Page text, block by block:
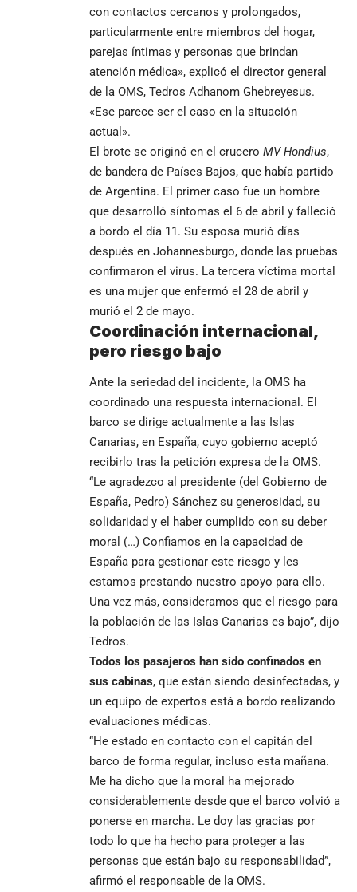
con contactos cercanos y prolongados,
particularmente entre miembros del hogar,
parejas íntimas y personas que brindan
atención médica», explicó el director general
de la OMS, Tedros Adhanom Ghebreyesus.
«Ese parece ser el caso en la situación
actual».
El brote se originó en el crucero MV Hondius,
de bandera de Países Bajos, que había partido
de Argentina. El primer caso fue un hombre
que desarrolló síntomas el 6 de abril y falleció
a bordo el día 11. Su esposa murió días
después en Johannesburgo, donde las pruebas
confirmaron el virus. La tercera víctima mortal
es una mujer que enfermó el 28 de abril y
murió el 2 de mayo.
Coordinación internacional,
pero riesgo bajo
Ante la seriedad del incidente, la OMS ha
coordinado una respuesta internacional. El
barco se dirige actualmente a las Islas
Canarias, en España, cuyo gobierno aceptó
recibirlo tras la petición expresa de la OMS.
“Le agradezco al presidente (del Gobierno de
España, Pedro) Sánchez su generosidad, su
solidaridad y el haber cumplido con su deber
moral (…) Confiamos en la capacidad de
España para gestionar este riesgo y les
estamos prestando nuestro apoyo para ello.
Una vez más, consideramos que el riesgo para
la población de las Islas Canarias es bajo”, dijo
Tedros.
Todos los pasajeros han sido confinados en
sus cabinas, que están siendo desinfectadas, y
un equipo de expertos está a bordo realizando
evaluaciones médicas.
“He estado en contacto con el capitán del
barco de forma regular, incluso esta mañana.
Me ha dicho que la moral ha mejorado
considerablemente desde que el barco volvió a
ponerse en marcha. Le doy las gracias por
todo lo que ha hecho para proteger a las
personas que están bajo su responsabilidad”,
afirmó el responsable de la OMS.